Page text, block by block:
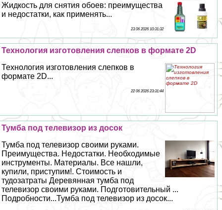
Жидкость для снятия обоев: преимущества
и недостатки, как применять...
23 06 2026 10:31:32
Технология изготовления слепков в формате 2D
Технология изготовления слепков в
формате 2D...
22 06 2026 23:31:44
Тумба под телевизор из досок
Тумба под телевизор своими руками.
Преимущества. Недостатки. Необходимые
инструменты. Материалы. Все нашли,
купили, приступим!. Стоимость и
тудозатраты Деревянная тумба под
телевизор своими руками. Подготовительный ...
Подробности...Тумба под телевизор из досок...